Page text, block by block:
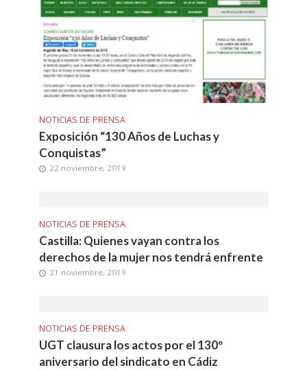
NOTICIAS DE PRENSA
Exposición “130 Años de Luchas y
Conquistas”
22 noviembre, 2019
NOTICIAS DE PRENSA
Castilla: Quienes vayan contra los
derechos de la mujer nos tendrá enfrente
21 noviembre, 2019
NOTICIAS DE PRENSA
UGT clausura los actos por el 130º
aniversario del sindicato en Cádiz